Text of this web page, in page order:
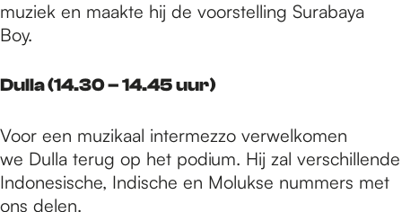
muziek en maakte hij de voorstelling Surabaya
Boy.
Dulla (14.30 – 14.45 uur)
Voor een muzikaal intermezzo verwelkomen
we Dulla terug op het podium. Hij zal verschillende
Indonesische, Indische en Molukse nummers met
ons delen.